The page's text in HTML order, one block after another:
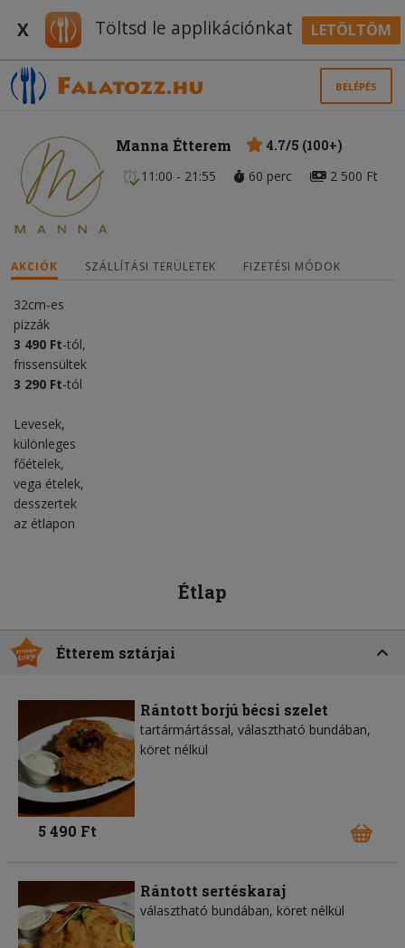
X Töltsd le applikációnkat LETÖLTÖM
BELÉPÉS
Manna Étterem
4.7/5 (100+)
11:00 - 21:55
60 perc 2 500 Ft
AKCIÓK SZÁLLÍTÁSI TERÜLETEK FIZETÉSI MÓDOK
32cm-es
pizzák
3 490 Ft-tól,
frissensültek
3 290 Ft-tól
Levesek,
különleges
főételek,
vega ételek,
desszertek
az étlapon
Étlap
Étterem sztárjai
Rántott borjú bécsi szelet
tartármártással, választható bundában,
köret nélkül
5 490 Ft
Rántott sertéskaraj
választható bundában, köret nélkül